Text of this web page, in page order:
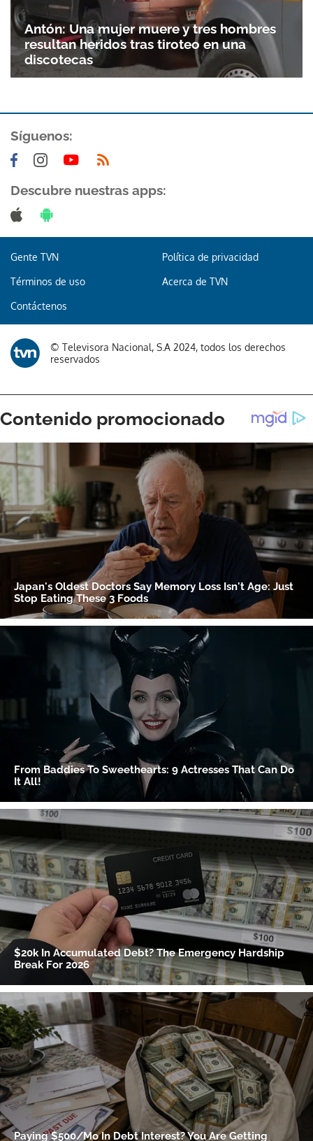
Gracias por suscribirte a nuestro boletín.
Antón: Una mujer muere y tres hombres
resultan heridos tras tiroteo en una
discotecas
Síguenos:
Descubre nuestras apps:
Gente TVN Política de privacidad
Términos de uso Acerca de TVN
Contáctenos
© Televisora Nacional, S.A 2024, todos los derechos
reservados